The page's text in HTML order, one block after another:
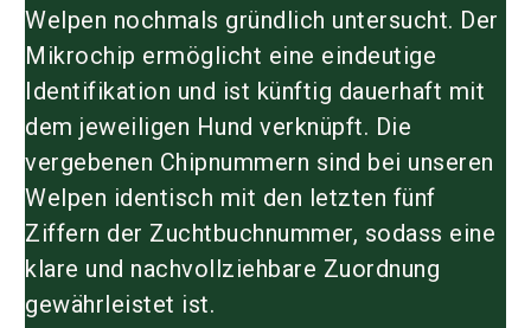
Welpen nochmals gründlich untersucht. Der
Mikrochip ermöglicht eine eindeutige
Identifikation und ist künftig dauerhaft mit
dem jeweiligen Hund verknüpft. Die
vergebenen Chipnummern sind bei unseren
Welpen identisch mit den letzten fünf
Ziffern der Zuchtbuchnummer, sodass eine
klare und nachvollziehbare Zuordnung
gewährleistet ist.